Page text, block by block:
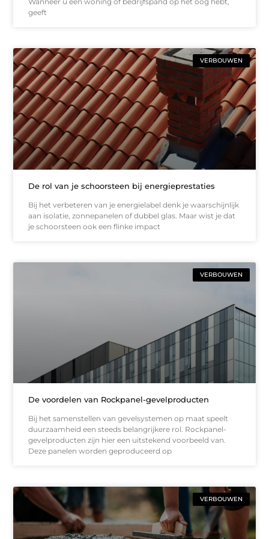
geeft
VERBOUWEN
De rol van je schoorsteen bij energieprestaties
Bij het verbeteren van je energielabel denk je waarschijnlijk
aan isolatie, zonnepanelen of dubbel glas. Maar wist je dat
je schoorsteen ook een flinke impact
VERBOUWEN
De voordelen van Rockpanel-gevelproducten
Bij het samenstellen van gevelsystemen op maat speelt
duurzaamheid een steeds belangrijkere rol. Rockpanel-
gevelproducten zijn hier een uitstekend voorbeeld van.
Deze panelen worden geproduceerd op
VERBOUWEN